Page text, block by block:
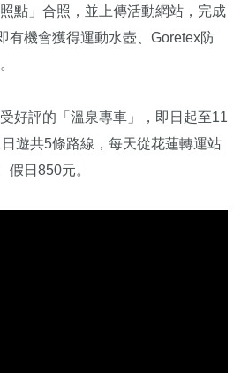
點」合照，並上傳活動網站，完成
有機會獲得運動水壺、Goretex防
好評的「溫泉專車」，即日起至11
遊共5條路線，每天從花蓮轉運站
假日850元。